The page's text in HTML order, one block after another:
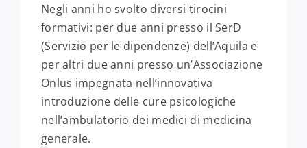
Negli anni ho svolto diversi tirocini
formativi: per due anni presso il SerD
(Servizio per le dipendenze) dell’Aquila e
per altri due anni presso un’Associazione
Onlus impegnata nell’innovativa
introduzione delle cure psicologiche
nell’ambulatorio dei medici di medicina
generale.